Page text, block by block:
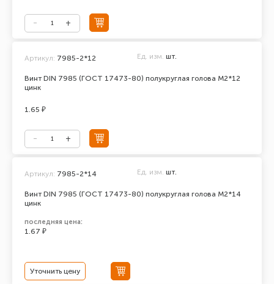
Винт DIN 7985 (ГОСТ 17473-80) полукруглая голова М2*12
цинк
Артикул: 7985-2*12 Ед. изм. шт.
1.65 ₽
Винт DIN 7985 (ГОСТ 17473-80) полукруглая голова М2*14
цинк
Артикул: 7985-2*14 Ед. изм. шт.
последняя цена:
1.67 ₽
Уточнить цену